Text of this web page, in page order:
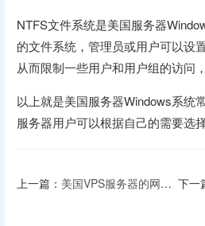
NTFS文件系统是美国服务器
的文件系统，管理员或用户可以设
从而限制一些用户和用户组的访问
以上就是美国服务器Windows系统
服务器用户可以根据自己的需要选择
上一篇： 美国VPS服务器的网络概念 下一